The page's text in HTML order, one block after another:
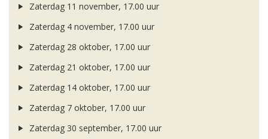
Zaterdag 11 november, 17.00 uur
Zaterdag 4 november, 17.00 uur
Zaterdag 28 oktober, 17.00 uur
Zaterdag 21 oktober, 17.00 uur
Zaterdag 14 oktober, 17.00 uur
Zaterdag 7 oktober, 17.00 uur
Zaterdag 30 september, 17.00 uur